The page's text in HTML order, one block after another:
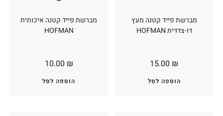
מברשת פייד קטנה איכותית
HOFMAN
10.00 ₪
הוספה לסל
מברשת פייד קטנה מעץ
דו-צדדית HOFMAN
15.00 ₪
הוספה לסל